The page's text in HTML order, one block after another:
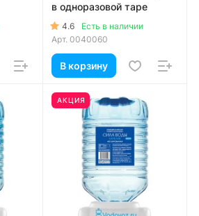
в одноразовой таре
4.6
Есть в наличии
Арт. 0040060
В корзину
АКЦИЯ